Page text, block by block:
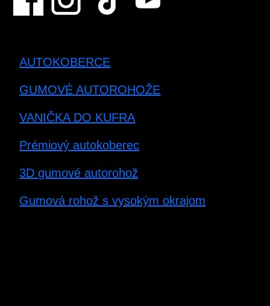
AUTOKOBERCE
GUMOVÉ AUTOROHOŽE
VANIČKA DO KUFRA
Prémiový autokoberec
3D gumové autorohož
Gumová rohož s vysokým okrajom